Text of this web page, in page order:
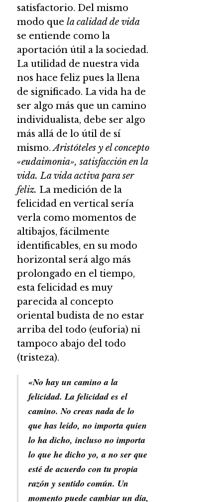
satisfactorio. Del mismo
modo que la calidad de vida
se entiende como la
aportación útil a la sociedad.
La utilidad de nuestra vida
nos hace feliz pues la llena
de significado. La vida ha de
ser algo más que un camino
individualista, debe ser algo
más allá de lo útil de sí
mismo.Aristóteles y el concepto
«eudaimonia», satisfacción en la
vida. La vida activa para ser
feliz. La medición de la
felicidad en vertical sería
verla como momentos de
altibajos, fácilmente
identificables, en su modo
horizontal será algo más
prolongado en el tiempo,
esta felicidad es muy
parecida al concepto
oriental budista de no estar
arriba del todo (euforia) ni
tampoco abajo del todo
(tristeza).
«No hay un camino a la
felicidad. La felicidad es el
camino. No creas nada de lo
que has leído, no importa quien
lo ha dicho, incluso no importa
lo que he dicho yo, a no ser que
esté de acuerdo con tu propia
razón y sentido común. Un
momento puede cambiar un día,